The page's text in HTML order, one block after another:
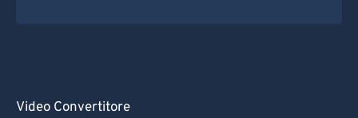
Video Convertitore